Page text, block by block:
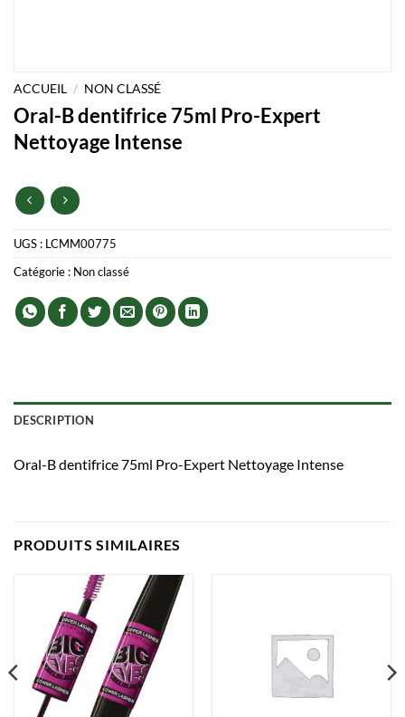
ACCUEIL / NON CLASSÉ
Oral-B dentifrice 75ml Pro-Expert
Nettoyage Intense
UGS : LCMM00775
Catégorie : Non classé
DESCRIPTION
Oral-B dentifrice 75ml Pro-Expert Nettoyage Intense
PRODUITS SIMILAIRES